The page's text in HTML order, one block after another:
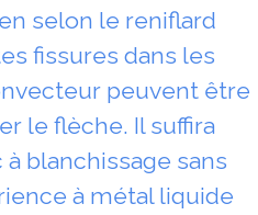
selon le reniflard
fissures dans les
peuvent être
le flèche. Il suffira
blanchissage sans
à métal liquide